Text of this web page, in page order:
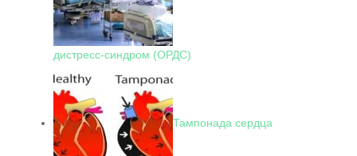
дистресс-синдром (ОРДС)
Тампонада сердца